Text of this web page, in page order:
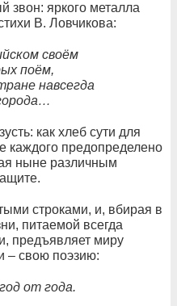
звон: яркого металла
В. Ловчикова:
своём
поём,
навсегда
как хлеб сути для
каждого предопределено
ныне различным
строками, и, вбирая в
питаемой всегда
предъявляет миру
– свою поэзию:
от года.